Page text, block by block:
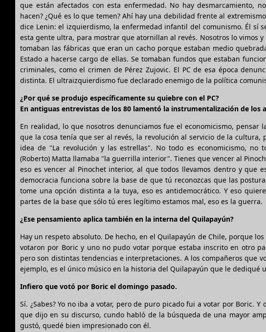
que están afectados con esta enfermedad. No hay desmarcamiento,
hacen? ¿Qué es lo que temen? Ahí hay una debilidad frente al
dice Lenin: el izquierdismo, la enfermedad infantil del comunismo. Él sí
esta gente ultra, para mostrar que atornillan al revés. Nosotros lo vimos
tomaban las fábricas que eran un cacho porque estaban medio
Estado a hacerse cargo de ellas. Se tomaban fundos que estaban
criminales, como el crimen de Pérez Zujovic. El PC de esa época
distinta. El ultraizquierdismo fue declarado enemigo de la política
¿Por qué se produjo específicamente su quiebre con el PC?
En antiguas entrevistas de los 80 lamentó la instrumentalización de los
En realidad, lo que nosotros denunciamos fue el economicismo,
que la cosa tenía que ser al revés, la revolución al servicio de la
idea de "La revolución y las estrellas". No todo es economicismo,
(Roberto) Matta llamaba "la guerrilla interior". Tienes que vencer al
eso es vencer al Pinochet interior, al que todos llevamos dentro y que
democracia funciona sobre la base de que tú reconozcas que las
tome una opción distinta a la tuya, eso es antidemocrático. Y eso
partes de la base que sólo tú eres legítimo estamos mal, eso es la guerra.
¿Ese pensamiento aplica también en la interna del Quilapayún?
Hay un respeto absoluto. De hecho, en el Quilapayún de Chile, porque
votaron por Boric y uno no pudo votar porque estaba inscrito en otro
pero son distintas tendencias e interpretaciones. A los compañeros que
ejemplo, es el único músico en la historia del Quilapayún que le dediqué
Infiero que votó por Boric el domingo pasado.
Sí. ¿Sabes? Yo no iba a votar, pero de puro picado fui a votar por Boric.
que dijo en su discurso, cundo habló de la búsqueda de una mayor
gustó, quedé bien impresionado con él.